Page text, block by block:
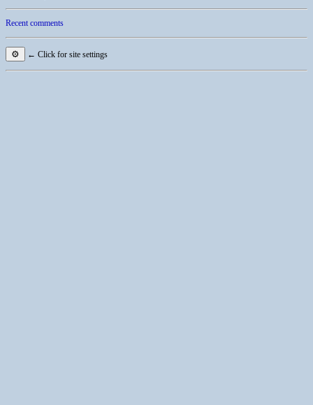
Recent comments
⚙ ← Click for site settings